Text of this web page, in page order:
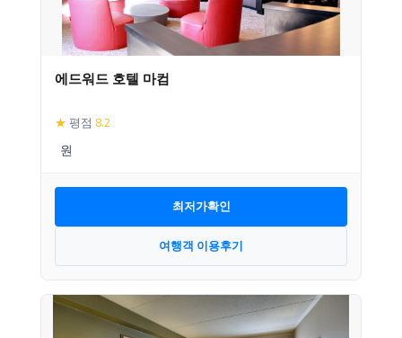
에드워드 호텔 마컴
★ 평점 8.2
최저가확인
여행객 이용후기